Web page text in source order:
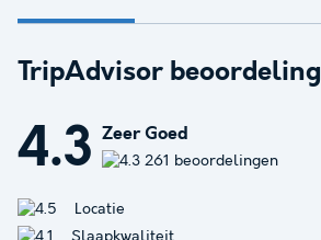
TripAdvisor beoordeling
4.3 Zeer Goed
261 beoordelingen
Locatie